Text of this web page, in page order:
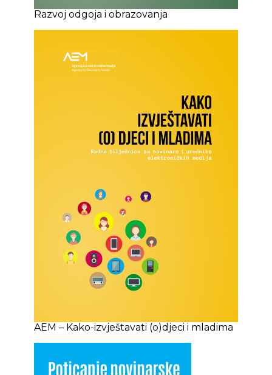
Razvoj odgoja i obrazovanja
AEM – Kako-izvještavati (o)djeci i mladima